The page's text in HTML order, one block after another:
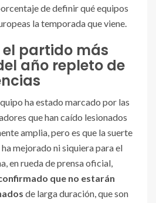
de definir qué equipos
la temporada que viene.
el partido más
año repleto de
ha estado marcado por las
que han caído lesionados
amplia, pero es que la suerte
mejorado ni siquiera para el
en rueda de prensa oficial,
que no estarán
de larga duración, que son